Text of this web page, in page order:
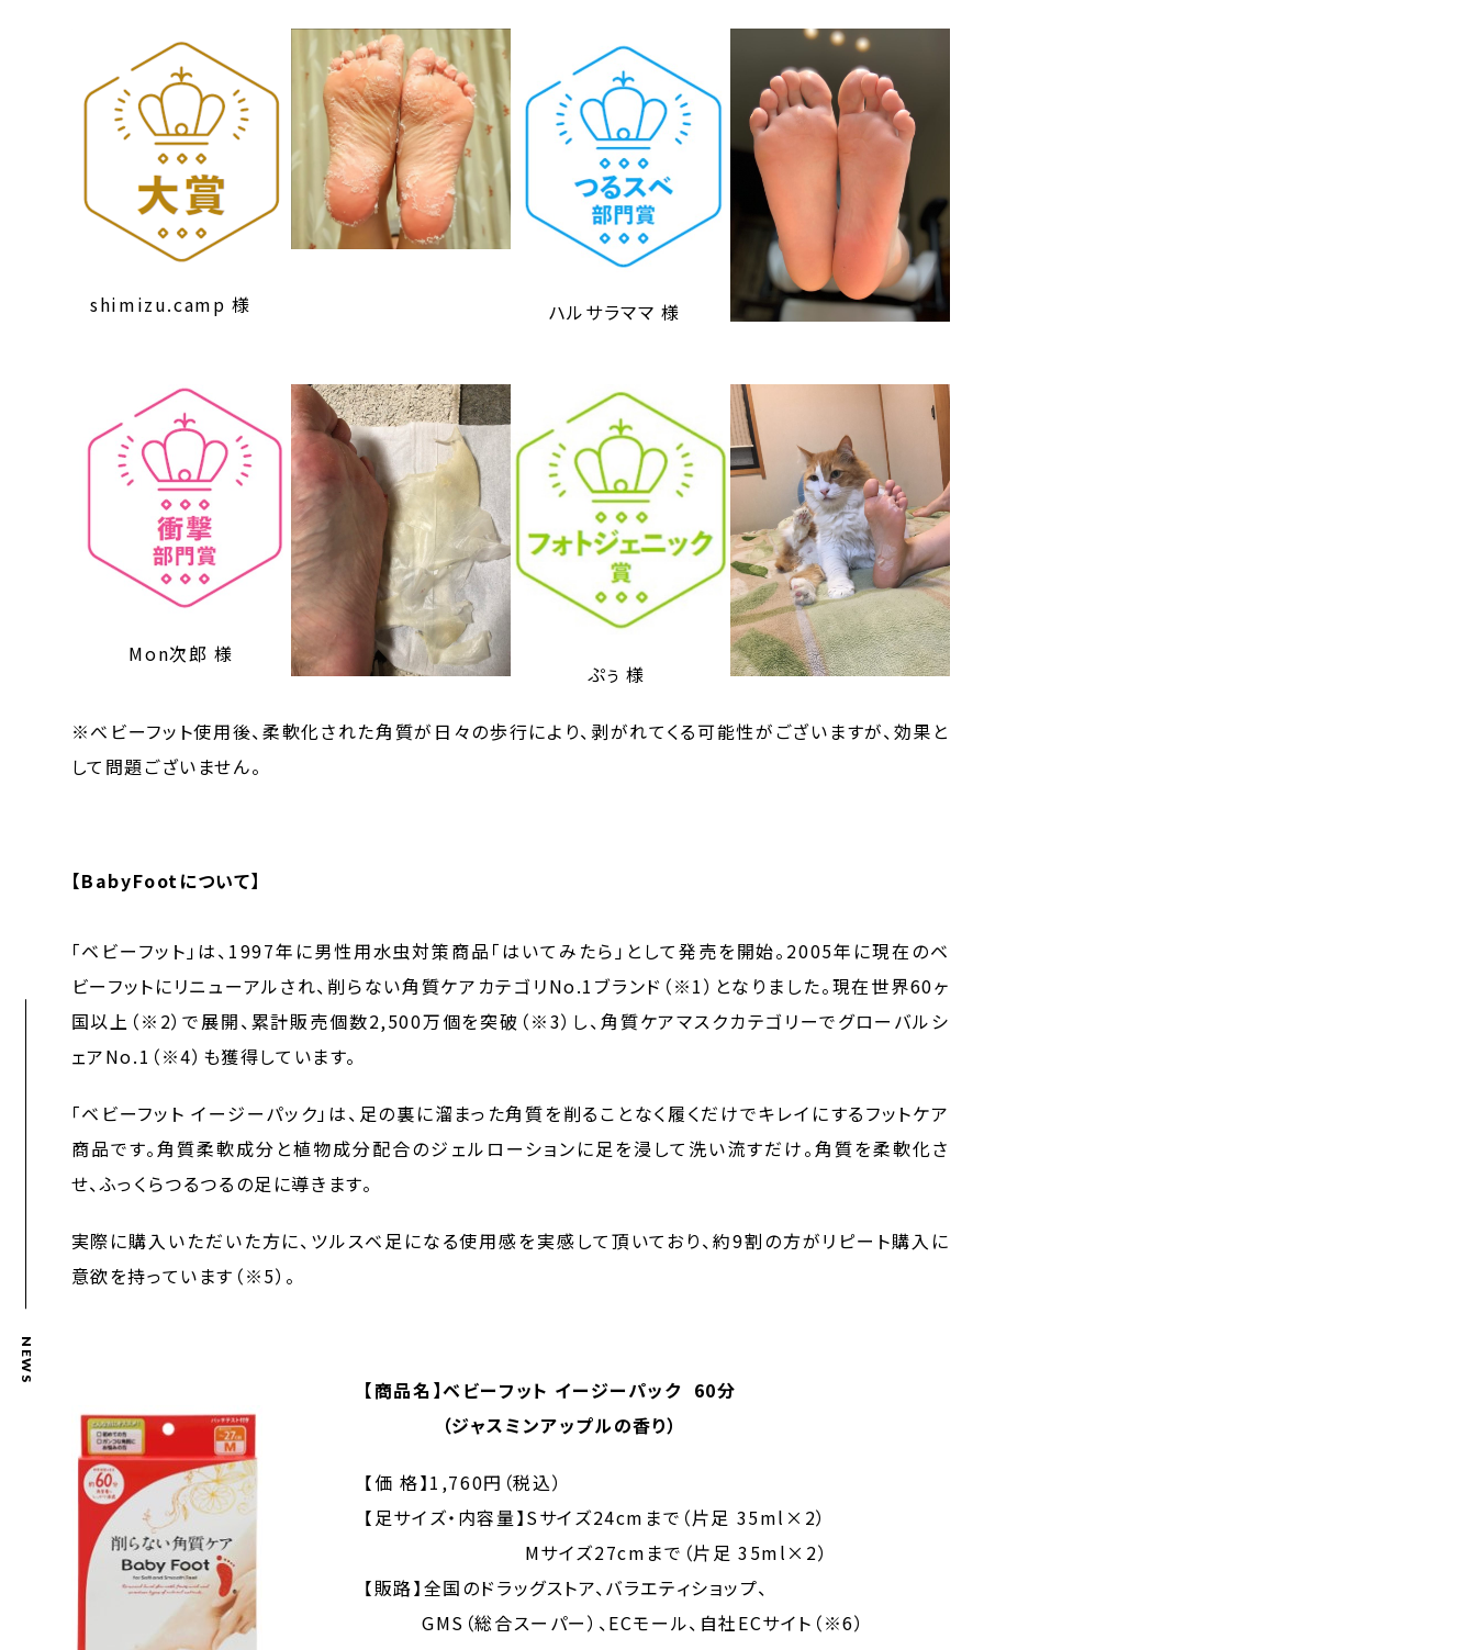
NEWS
shimizu.camp 様 ハルサラママ 様
Mon次郎 様
ぷぅ 様
※べビーフット使用後、柔軟化された角質が日々の歩行により、剥がれてくる可能性がございますが、効果と
して問題ございません。
【BabyFootについて】
「ベビーフット」は、1997年に男性用水虫対策商品「はいてみたら」として発売を開始。2005年に現在のベ
ビーフットにリニューアルされ、削らない角質ケアカテゴリNo.1ブランド（※1）となりました。現在世界60ヶ
国以上（※2）で展開、累計販売個数2,500万個を突破（※3）し、角質ケアマスクカテゴリーでグローバルシ
ェアNo.1（※4）も獲得しています。
「ベビーフット イージーパック」は、足の裏に溜まった角質を削ることなく履くだけでキレイにするフットケア
商品です。角質柔軟成分と植物成分配合のジェルローションに足を浸して洗い流すだけ。角質を柔軟化さ
せ、ふっくらつるつるの足に導きます。
実際に購入いただいた方に、ツルスベ足になる使用感を実感して頂いており、約9割の方がリピート購入に
意欲を持っています（※5）。
【商品名】ベビーフット イージーパック 60分
（ジャスミンアップルの香り）
【価 格】1,760円（税込）
【足サイズ・内容量】Sサイズ24cmまで（片足 35ml×2）
Mサイズ27cmまで（片足 35ml×2）
【販路】全国のドラッグストア、バラエティショップ、
GMS（総合スーパー）、ECモール、自社ECサイト（※6）